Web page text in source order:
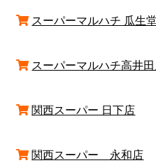
スーパーマルハチ 瓜生
スーパーマルハチ高井
関西スーパー 日下店
関西スーパー 永和店